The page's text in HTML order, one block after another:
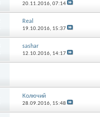
20.11.2016, 07:14
Real
19.10.2016, 15:37
sashar
12.10.2016, 14:17
Колючий
28.09.2016, 15:48